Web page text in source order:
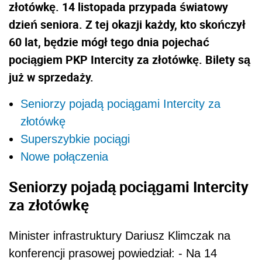
złotówkę. 14 listopada przypada światowy
dzień seniora. Z tej okazji każdy, kto skończył
60 lat, będzie mógł tego dnia pojechać
pociągiem PKP Intercity za złotówkę. Bilety są
już w sprzedaży.
Seniorzy pojadą pociągami Intercity za
złotówkę
Superszybkie pociągi
Nowe połączenia
Seniorzy pojadą pociągami Intercity
za złotówkę
Minister infrastruktury Dariusz Klimczak na
konferencji prasowej powiedział: - Na 14